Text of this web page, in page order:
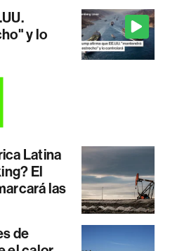
y lo
Latina
El
las
de